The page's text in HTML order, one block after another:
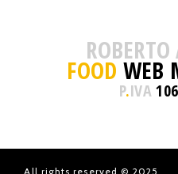
FOOD WEB
P.IVA
All rights reserved © 2025